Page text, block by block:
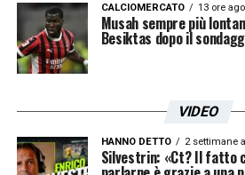
CALCIOMERCATO 13 ore ago
Musah sempre più
Besiktas dopo il
VIDEO
HANNO DETTO 2 settimane
Silvestrin: «Ct? Il fatto